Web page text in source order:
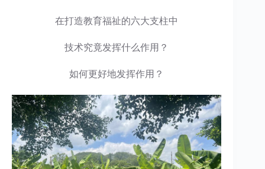
在打造教育福祉的六大支柱中
技术究竟发挥什么作用？
如何更好地发挥作用？